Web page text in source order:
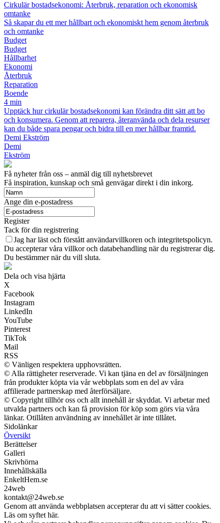
Cirkulär bostadsekonomi: Återbruk, reparation och ekonomisk
omtanke
Så skapar du ett mer hållbart och ekonomiskt hem genom återbruk
och omtanke
Budget
Budget
Hållbarhet
Ekonomi
Återbruk
Reparation
Boende
4 min
Upptäck hur cirkulär bostadsekonomi kan förändra ditt sätt att bo
och konsumera. Genom att reparera, återanvända och dela resurser
kan du både spara pengar och bidra till en mer hållbar framtid.
Demi Ekström
Demi
Ekström
Få nyheter från oss – anmäl dig till nyhetsbrevet
Få inspiration, kunskap och små genvägar direkt i din inkorg.
Ange din e-postadress
Register
Tack för din registrering
Jag har läst och förstått användarvillkoren och integritetspolicyn.
Du accepterar våra villkor och databehandling när du registrerar dig.
Du bestämmer när du vill sluta.
Dela och visa hjärta
X
Facebook
Instagram
LinkedIn
YouTube
Pinterest
TikTok
Mail
RSS
© Vänligen respektera upphovsrätten.
© Alla rättigheter reserverade. Vi kan tjäna en del av försäljningen
från produkter köpta via vår webbplats som en del av våra
affilierade partnerskap med återförsäljare.
© Copyright tillhör oss och allt innehåll är skyddat. Vi arbetar med
utvalda partners och kan få provision för köp som görs via våra
länkar. Otillåten användning av innehållet är inte tillåtet.
Sidolänkar
Översikt
Berättelser
Galleri
Skrivhörna
Innehållskälla
EnkeltHem.se
24web
kontakt@24web.se
Genom att använda webbplatsen accepterar du att vi sätter cookies.
Läs om syftet här.